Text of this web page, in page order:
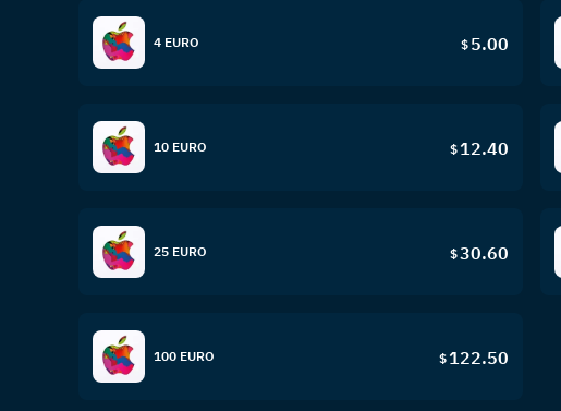
4 EURO $ 5.00
10 EURO $ 12.40
25 EURO $30.60
100 EURO $ 122.50